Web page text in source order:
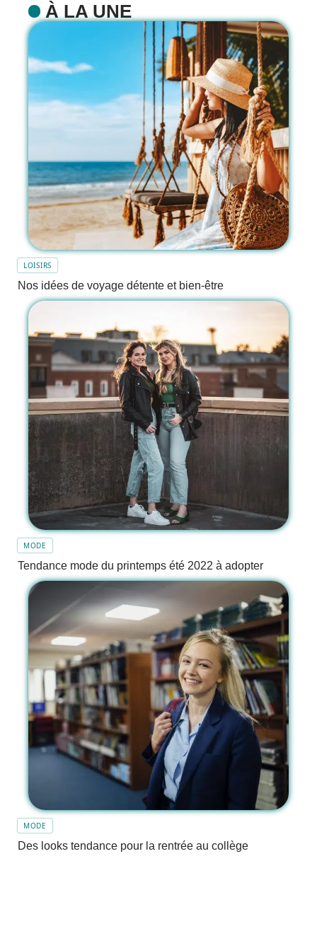
À LA UNE
LOISIRS
Nos idées de voyage détente et bien-être
MODE
Tendance mode du printemps été 2022 à adopter
MODE
Des looks tendance pour la rentrée au collège